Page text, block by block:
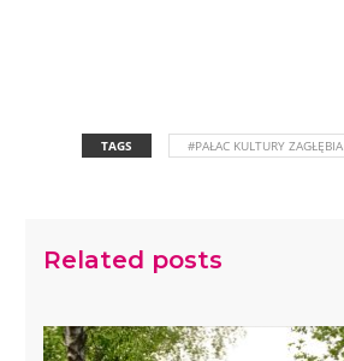
TAGS #PAŁAC KULTURY ZAGŁĘBIA
Related posts